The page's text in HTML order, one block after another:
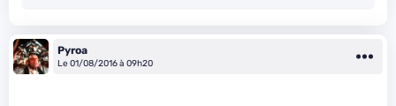
Pyroa
Le 01/08/2016 à 09h20